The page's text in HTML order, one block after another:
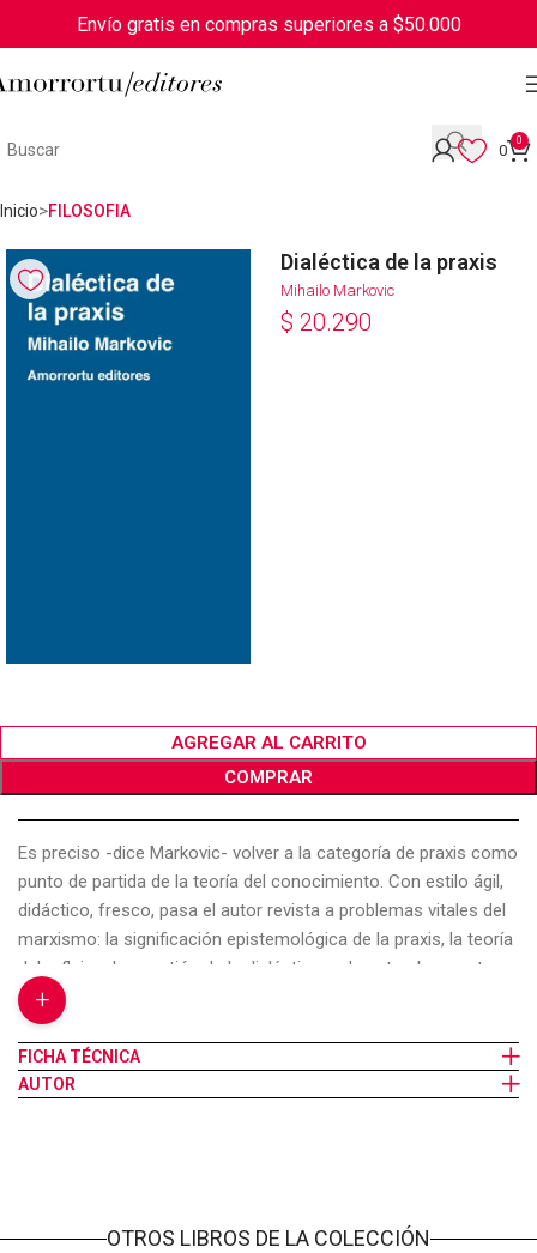
Envío gratis en compras superiores a $50.000
0
0
Inicio FILOSOFIA
Dialéctica de la praxis
Mihailo Markovic
$ 20.290
AGREGAR AL CARRITO
COMPRAR
Es preciso -dice Markovic- volver a la categoría de praxis como
punto de partida de la teoría del conocimiento. Con estilo ágil,
didáctico, fresco, pasa el autor revista a problemas vitales del
marxismo: la significación epistemológica de la praxis, la teoría
del reflejo y la cuestión de la dialéctica en la naturaleza, entre
otros. Pero tales análisis se insertan en la peculiar realidad
histórica de un país, Yugoslavia. Así, de las cuestiones más
generales del marxismo pasa Markovic al estudio de aspectos
concretos de la vida política yugoslava. El esclarecimiento
+
FICHA TÉCNICA
AUTOR
OTROS LIBROS DE LA COLECCIÓN